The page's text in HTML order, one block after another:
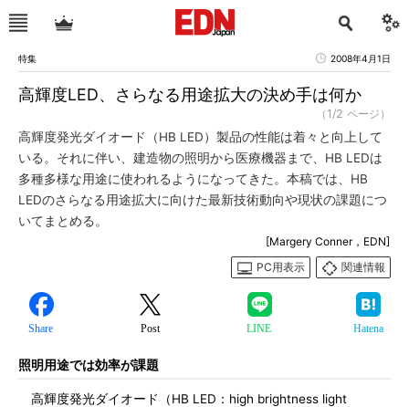
特集 2008年4月1日
高輝度LED、さらなる用途拡大の決め手は何か
（1/2 ページ）
高輝度発光ダイオード（HB LED）製品の性能は着々と向上して
いる。それに伴い、建造物の照明から医療機器まで、HB LEDは
多種多様な用途に使われるようになってきた。本稿では、HB
LEDのさらなる用途拡大に向けた最新技術動向や現状の課題につ
いてまとめる。
[Margery Conner，EDN]
PC用表示
関連情報
Share Post LINE Hatena
照明用途では効率が課題
高輝度発光ダイオード（HB LED：high brightness light